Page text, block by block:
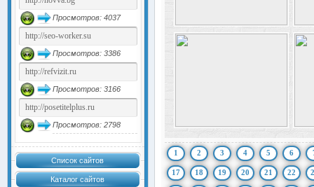
Просмотров: 4037
Просмотров: 3386
Просмотров: 3166
Просмотров: 2798
Список сайтов
Каталог сайтов
1 2 3 4 5 6
17 18 19 20 21 22